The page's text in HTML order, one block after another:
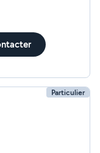
Particulier